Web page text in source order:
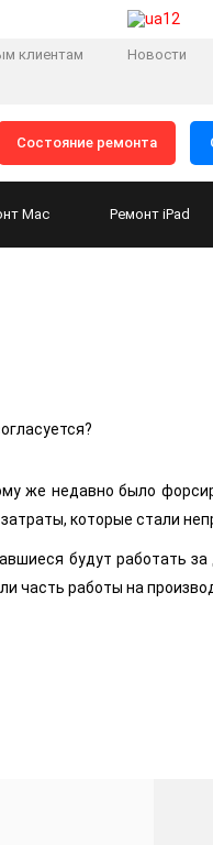
клиентам Новости
Состояние ремонта
Mac Ремонт iPad
же недавно было
которые стали
будут работать
часть работы на